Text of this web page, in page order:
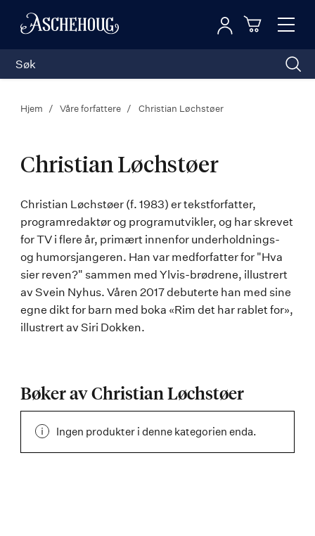
Toggle
Logg inn
Hjem Våre forfattere Christian Løchstøer
Christian Løchstøer
Christian
Løchstøer
Christian Løchstøer (f. 1983) er tekstforfatter,
programredaktør og programutvikler, og har skrevet
for TV i flere år, primært innenfor underholdnings-
og humorsjangeren. Han var medforfatter for "Hva
sier reven?" sammen med Ylvis-brødrene, illustrert
av Svein Nyhus. Våren 2017 debuterte han med sine
egne dikt for barn med boka «Rim det har rablet for»,
illustrert av Siri Dokken.
Bøker av Christian Løchstøer
Ingen produkter i denne kategorien enda.